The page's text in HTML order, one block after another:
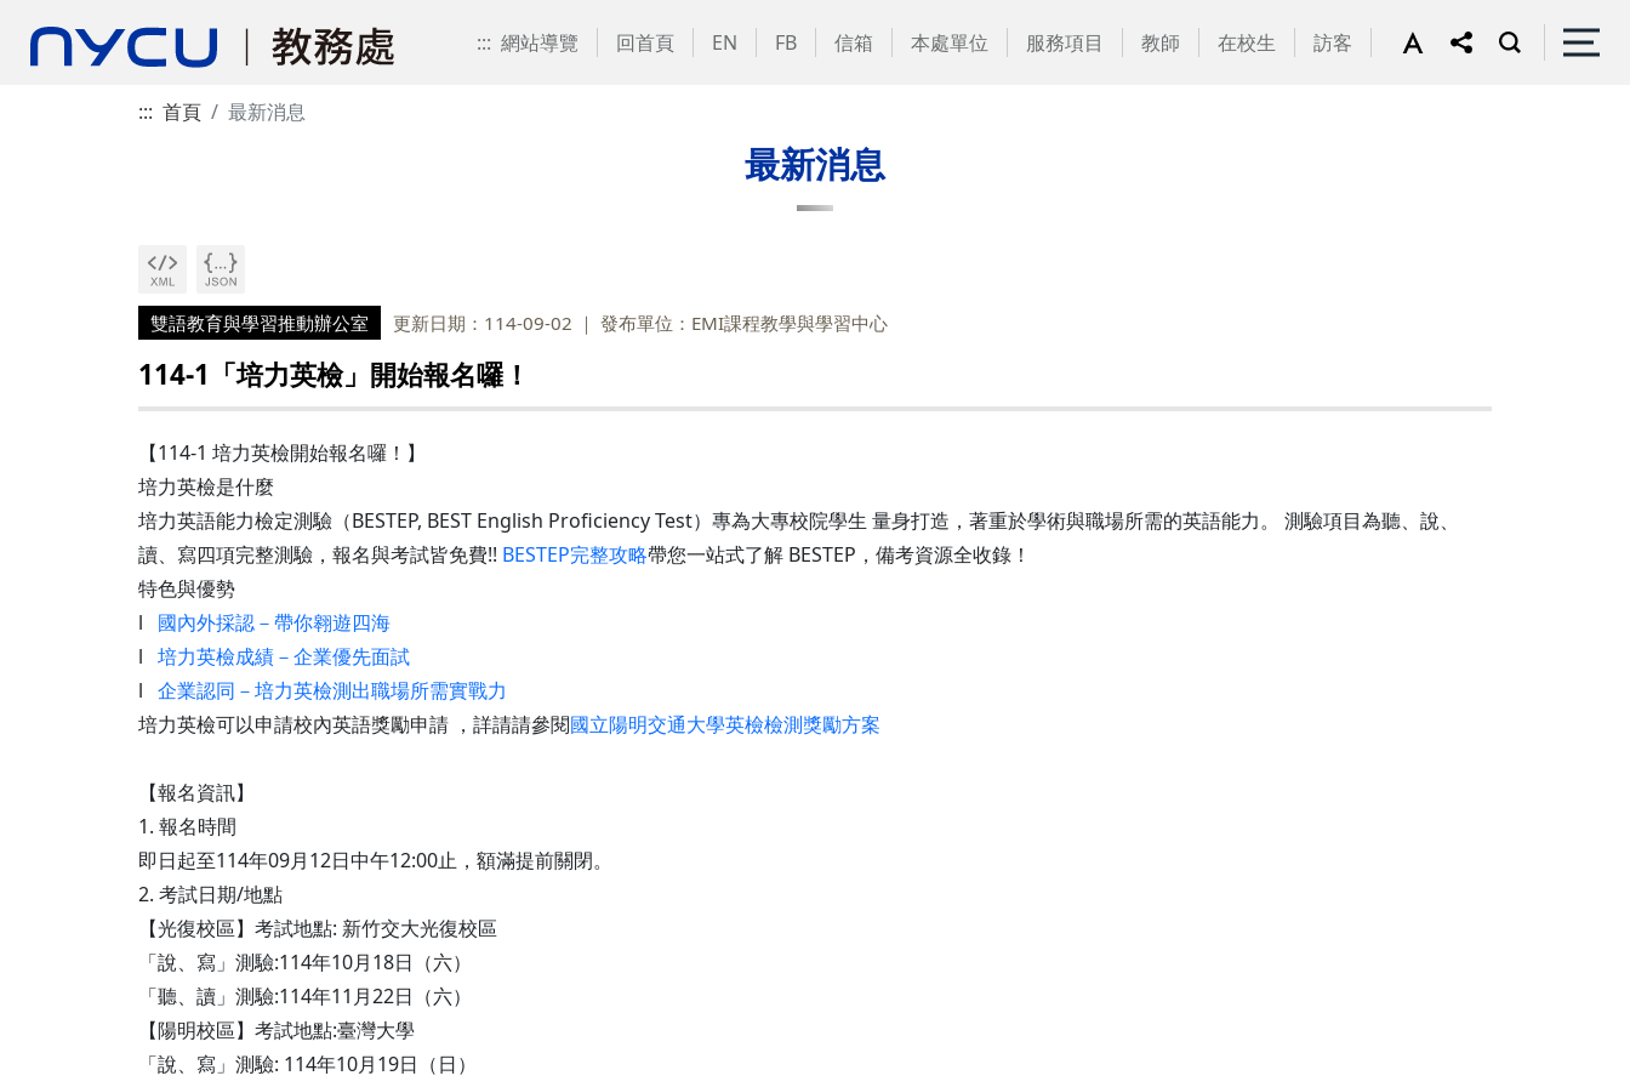
::: 網站導覽 回首頁 EN FB 信箱 本處單位 服務項目 教師 在校生 訪客
::: 首頁 最新消息
最新消息
雙語教育與學習推動辦公室 更新日期：114-09-02 發布單位：EMI課程教學與學習中心
114-1「培力英檢」開始報名囉！
【114-1 培力英檢開始報名囉！】
培力英檢是什麼
培力英語能力檢定測驗（BESTEP, BEST English Proficiency Test）專為大專校院學生 量身打造，著重於學術與職場所需的英語能力。 測驗項目為聽、說、
讀、寫四項完整測驗，報名與考試皆免費!! BESTEP完整攻略帶您一站式了解 BESTEP，備考資源全收錄！
特色與優勢
l 國內外採認－帶你翱遊四海
l 培力英檢成績－企業優先面試
l 企業認同－培力英檢測出職場所需實戰力
培力英檢可以申請校內英語獎勵申請 ，詳請請參閱國立陽明交通大學英檢檢測獎勵方案
【報名資訊】
1. 報名時間
即日起至114年09月12日中午12:00止，額滿提前關閉。
2. 考試日期/地點
【光復校區】考試地點: 新竹交大光復校區
「說、寫」測驗:114年10月18日（六）
「聽、讀」測驗:114年11月22日（六）
【陽明校區】考試地點:臺灣大學
「說、寫」測驗: 114年10月19日（日）